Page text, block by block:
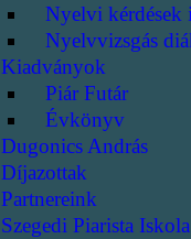
Nyelvi kérdések
Nyelvvizsgás
Kiadványok
Piár Futár
Évkönyv
Dugonics András
Díjazottak
Partnereink
Szegedi Piarista Iskola